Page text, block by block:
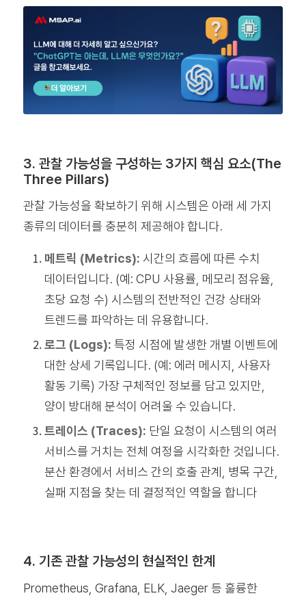
3. 관찰 가능성을 구성하는 3가지 핵심 요소(The
Three Pillars)
관찰 가능성을 확보하기 위해 시스템은 아래 세 가지
종류의 데이터를 충분히 제공해야 합니다.
메트릭 (Metrics): 시간의 흐름에 따른 수치
데이터입니다. (예: CPU 사용률, 메모리 점유율,
초당 요청 수) 시스템의 전반적인 건강 상태와
트렌드를 파악하는 데 유용합니다.
로그 (Logs): 특정 시점에 발생한 개별 이벤트에
대한 상세 기록입니다. (예: 에러 메시지, 사용자
활동 기록) 가장 구체적인 정보를 담고 있지만,
양이 방대해 분석이 어려울 수 있습니다.
트레이스 (Traces): 단일 요청이 시스템의 여러
서비스를 거치는 전체 여정을 시각화한 것입니다.
분산 환경에서 서비스 간의 호출 관계, 병목 구간,
실패 지점을 찾는 데 결정적인 역할을 합니다
4. 기존 관찰 가능성의 현실적인 한계
Prometheus, Grafana, ELK, Jaeger 등 훌륭한